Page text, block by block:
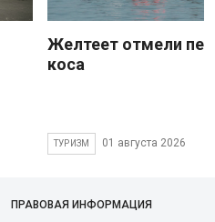
Желтеет отмели
коса
ТУРИЗМ 01 августа 2026
ПРАВОВАЯ ИНФОРМАЦИЯ